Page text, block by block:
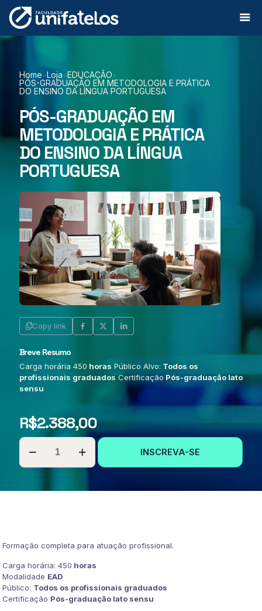
Home>Loja>EDUCAÇÃO>
PÓS-GRADUAÇÃO EM METODOLOGIA E PRÁTICA
DO ENSINO DA LÍNGUA PORTUGUESA
PÓS-GRADUAÇÃO EM
METODOLOGIA E PRÁTICA
DO ENSINO DA LÍNGUA
PORTUGUESA
Copy link
Breve Resumo
Carga horária 450 horas Público Alvo: Todos os
profissionais graduadosCertificação Pós-graduação lato
sensu
R$2.388,00
PÓS-
GRADUAÇÃO
EM
LÍNGUA
PORTUGUESA
quantidade
INSCREVA-SE
Formação completa para atuação profissional.
Carga horária: 450 horas
Modalidade EAD
Público: Todos os profissionais graduados
Certificação Pós-graduação lato sensu